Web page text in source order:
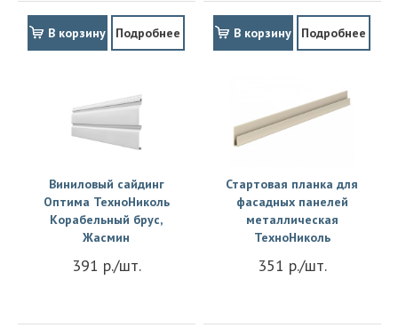
В корзину Подробнее В корзину Подробнее
Виниловый сайдинг
Оптима ТехноНиколь
Корабельный брус,
Жасмин
391 р./шт.
Стартовая планка для
фасадных панелей
металлическая
ТехноНиколь
351 р./шт.